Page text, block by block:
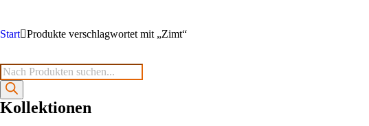
Start Produkte verschlagwortet mit „Zimt“
Kollektionen